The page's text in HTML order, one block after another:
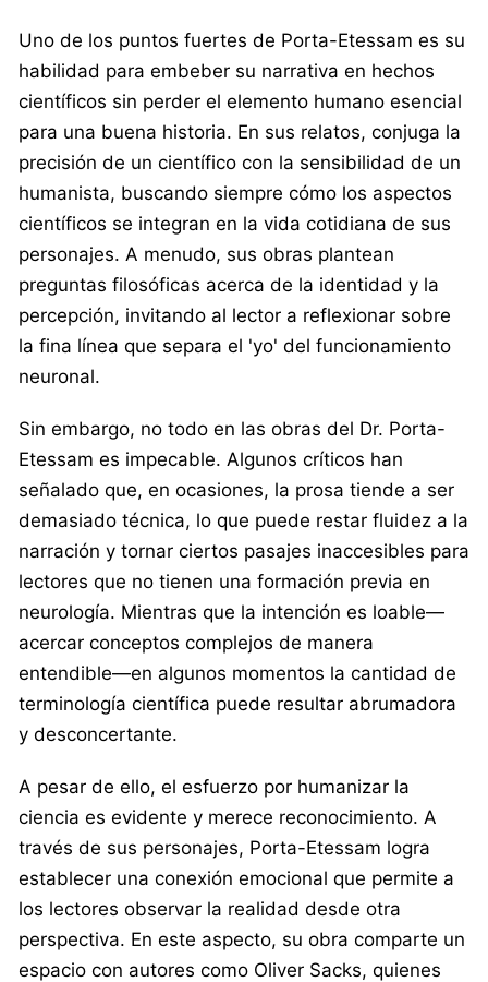
Uno de los puntos fuertes de Porta-Etessam es su
habilidad para embeber su narrativa en hechos
científicos sin perder el elemento humano esencial
para una buena historia. En sus relatos, conjuga la
precisión de un científico con la sensibilidad de un
humanista, buscando siempre cómo los aspectos
científicos se integran en la vida cotidiana de sus
personajes. A menudo, sus obras plantean
preguntas filosóficas acerca de la identidad y la
percepción, invitando al lector a reflexionar sobre
la fina línea que separa el 'yo' del funcionamiento
neuronal.
Sin embargo, no todo en las obras del Dr. Porta-
Etessam es impecable. Algunos críticos han
señalado que, en ocasiones, la prosa tiende a ser
demasiado técnica, lo que puede restar fluidez a la
narración y tornar ciertos pasajes inaccesibles para
lectores que no tienen una formación previa en
neurología. Mientras que la intención es loable—
acercar conceptos complejos de manera
entendible—en algunos momentos la cantidad de
terminología científica puede resultar abrumadora
y desconcertante.
A pesar de ello, el esfuerzo por humanizar la
ciencia es evidente y merece reconocimiento. A
través de sus personajes, Porta-Etessam logra
establecer una conexión emocional que permite a
los lectores observar la realidad desde otra
perspectiva. En este aspecto, su obra comparte un
espacio con autores como Oliver Sacks, quienes